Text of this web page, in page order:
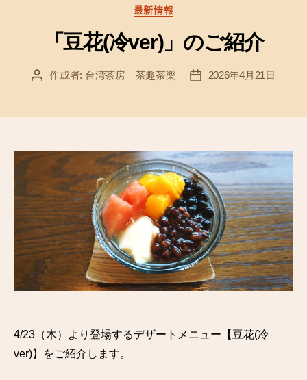
カ
テ
ゴ
リ
最新情報
「豆花(冷ver)」のご紹介
投 作成者: 台湾茶房 茶趣茶樂
投
2026年4月21日
4/23（木）より登場するデザートメニュー【豆花(冷
ver)】をご紹介します。